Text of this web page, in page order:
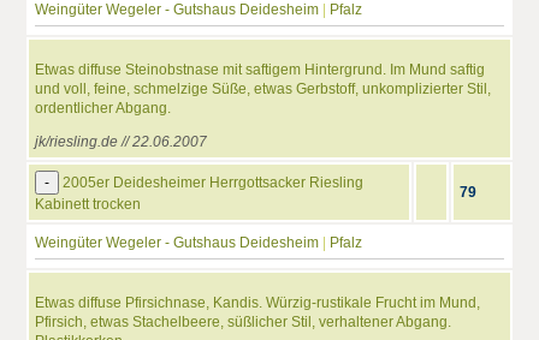
Weingüter Wegeler - Gutshaus Deidesheim Pfalz
Etwas diffuse Steinobstnase mit saftigem Hintergrund. Im Mund saftig
und voll, feine, schmelzige Süße, etwas Gerbstoff, unkomplizierter Stil,
ordentlicher Abgang.
jk/riesling.de // 22.06.2007
-
2005er Deidesheimer Herrgottsacker Riesling
Kabinett trocken
79
Weingüter Wegeler - Gutshaus Deidesheim Pfalz
Etwas diffuse Pfirsichnase, Kandis. Würzig-rustikale Frucht im Mund,
Pfirsich, etwas Stachelbeere, süßlicher Stil, verhaltener Abgang.